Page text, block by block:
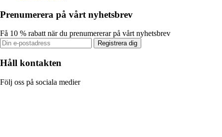
Prenumerera på vårt nyhetsbrev
Få 10 % rabatt när du prenumererar på vårt nyhetsbrev
Registrera dig
Håll kontakten
Följ oss på sociala medier